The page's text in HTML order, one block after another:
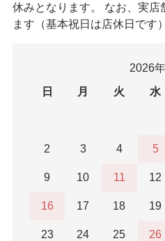
休みとなります。 なお、実店
ます（基本祝日は店休日です）
2026
日
月 火 水
2 3 4 5
9 10 11 12
16 17 18 19
23 24 25 26